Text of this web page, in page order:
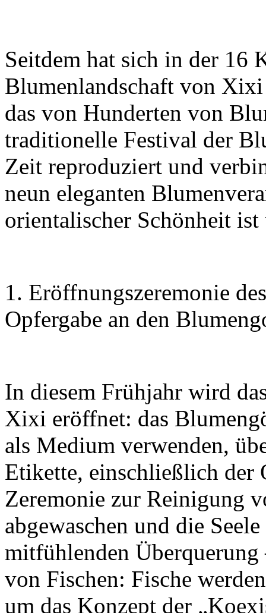
Seitdem hat sich in der 16
Blumenlandschaft von
das von Hunderten von
traditionelle Festival der
Zeit reproduziert und
neun eleganten
orientalischer Schönheit
1. Eröffnungszeremonie
Opfergabe an den
In diesem Frühjahr wird
Xixi eröffnet: das
als Medium verwenden,
Etikette, einschließlich der
Zeremonie zur Reinigung
abgewaschen und die
mitfühlenden Überquerung
von Fischen: Fische
um das Konzept der